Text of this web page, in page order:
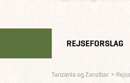
REJSEFORSLAG
Tanzania og Zanzibar